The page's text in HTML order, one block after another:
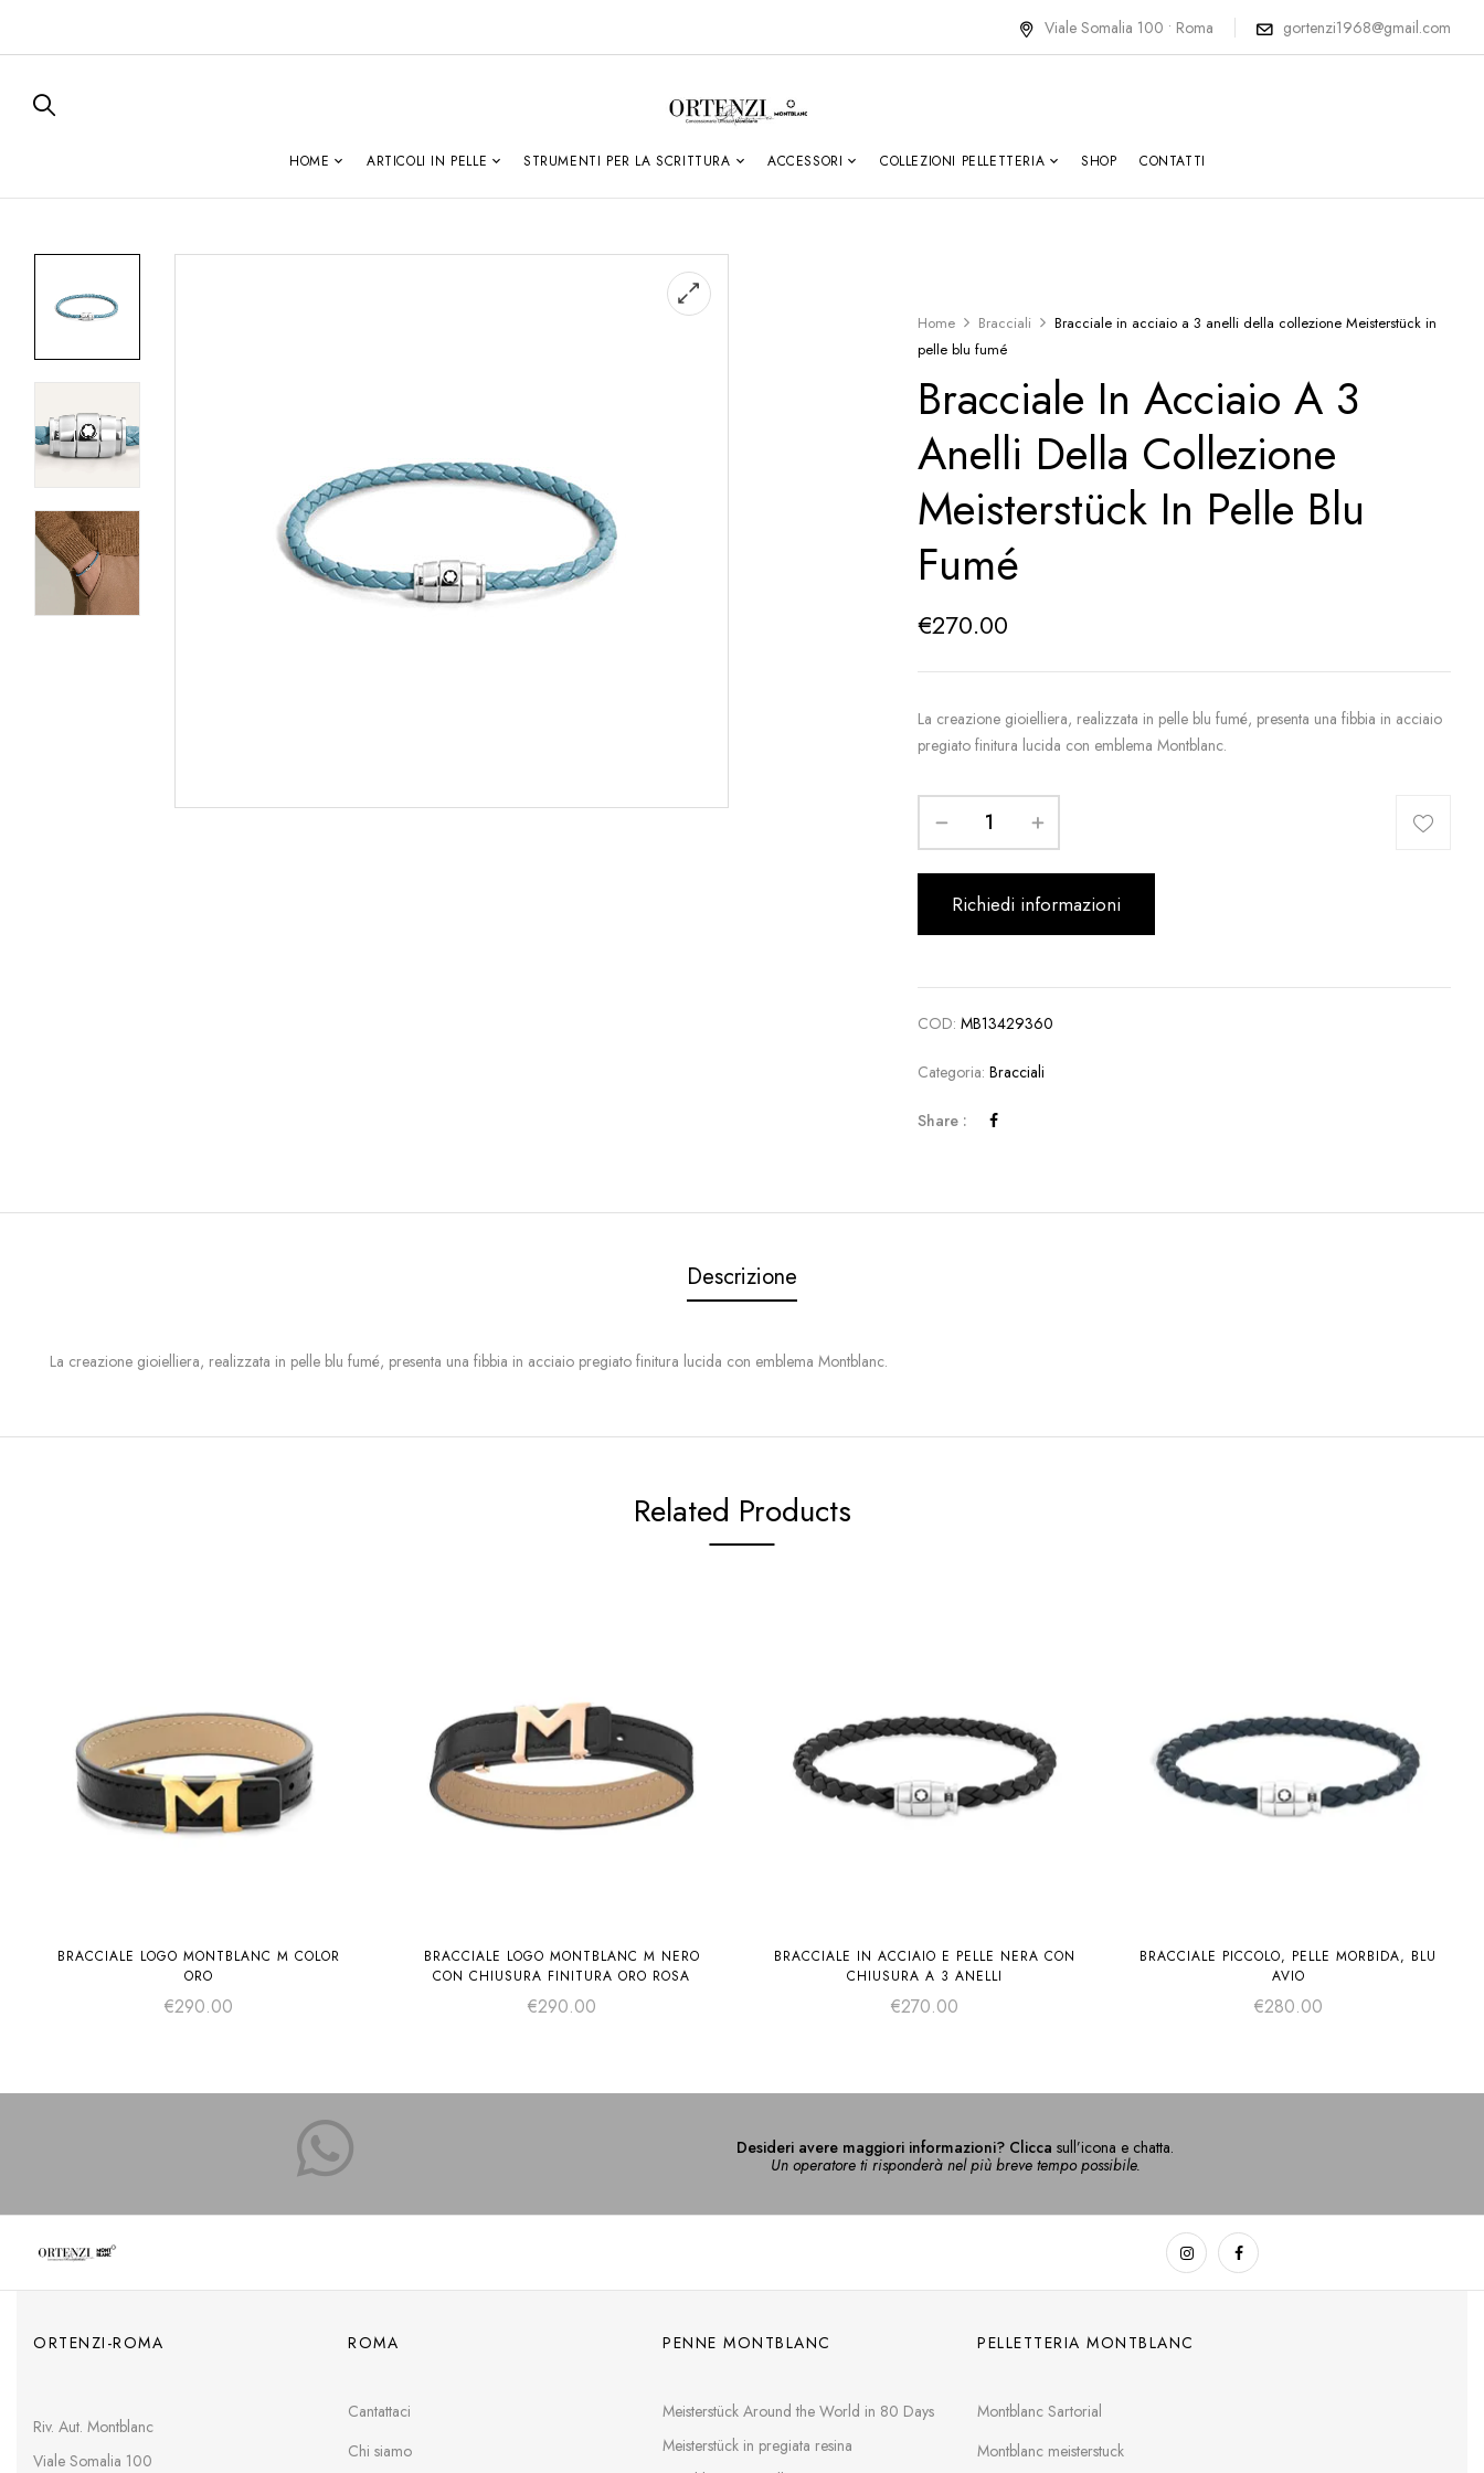
Viale Somalia 100 • Roma gortenzi1968@gmail.com
HOME ARTICOLI IN PELLE STRUMENTI PER LA SCRITTURA ACCESSORI COLLEZIONI PELLETTERIA SHOP CONTATTI
Home Bracciali
Bracciale in acciaio a 3 anelli della collezione Meisterstück in
pelle blu fumé
Bracciale In Acciaio A 3
Anelli Della Collezione
Meisterstück In Pelle Blu
Fumé
€270.00
La creazione gioielliera, realizzata in pelle blu fumé, presenta una fibbia in acciaio
pregiato finitura lucida con emblema Montblanc.
Richiedi informazioni
COD:MB13429360
Categoria:Bracciali
Share :
Descrizione
La creazione gioielliera, realizzata in pelle blu fumé, presenta una fibbia in acciaio pregiato finitura lucida con emblema Montblanc.
Related Products
BRACCIALE LOGO MONTBLANC M COLOR
ORO
€290.00
BRACCIALE LOGO MONTBLANC M NERO
CON CHIUSURA FINITURA ORO ROSA
€290.00
BRACCIALE IN ACCIAIO E PELLE NERA CON
CHIUSURA A 3 ANELLI
€270.00
BRACCIALE PICCOLO, PELLE MORBIDA, BLU
AVIO
€280.00
Desideri avere maggiori informazioni? Clicca sull’icona e chatta.
Un operatore ti risponderà nel più breve tempo possibile.
ORTENZI-ROMA
Riv. Aut. Montblanc
Viale Somalia 100
ROMA
Cantattaci
Chi siamo
PENNE MONTBLANC
Meisterstück Around the World in 80 Days
Meisterstück in pregiata resina
PELLETTERIA MONTBLANC
Montblanc Sartorial
Montblanc meisterstuck